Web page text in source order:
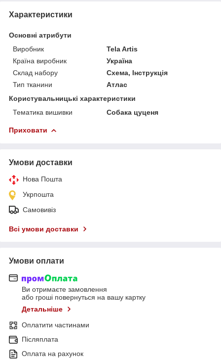
Характеристики
Основні атрибути
Виробник
Tela Artis
Країна виробник
Україна
Склад набору
Схема, Інструкція
Тип тканини
Атлас
Користувальницькі характеристики
Тематика вишивки
Собака цуценя
Приховати
Умови доставки
Нова Пошта
Укрпошта
Самовивіз
Всі умови доставки
Умови оплати
Ви отримаєте замовлення
або гроші повернуться на вашу картку
Детальніше
Оплатити частинами
Післяплата
Оплата на рахунок